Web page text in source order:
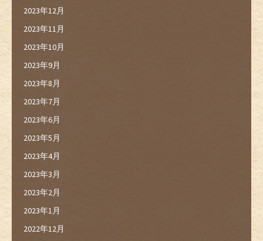
2023年12月
2023年11月
2023年10月
2023年9月
2023年8月
2023年7月
2023年6月
2023年5月
2023年4月
2023年3月
2023年2月
2023年1月
2022年12月